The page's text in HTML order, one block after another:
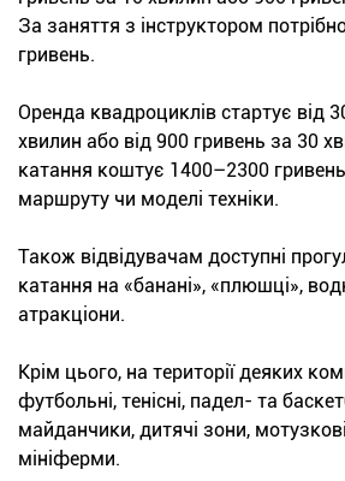
За заняття з інструктором
гривень.
Оренда квадроциклів стартує від
хвилин або від 900 гривень за 30
катання коштує 1400–2300
маршруту чи моделі техніки.
Також відвідувачам доступні
катання на «банані», «плюшці»,
атракціони.
Крім цього, на території деяких
футбольні, тенісні, падел- та
майданчики, дитячі зони,
мініферми.